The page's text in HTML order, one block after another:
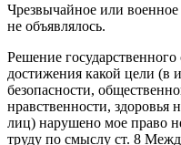
Чрезвычайное или
не объявлялось.
Решение
достижения какой цели (в
безопасности,
нравственности, здоровья
лиц) нарушено мое право
труду по смыслу ст. 8